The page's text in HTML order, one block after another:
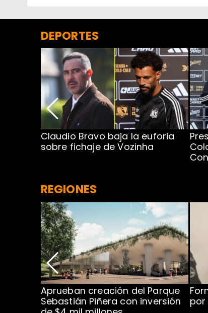
DEPORTES
Claudio Bravo baja la euforia
sobre fichaje de Vozinha
REGIONES
Aprueban creación del Parque
Sebastián Piñera con inversión
por